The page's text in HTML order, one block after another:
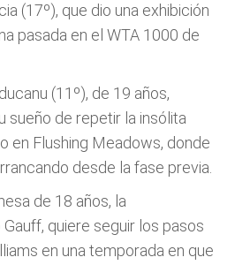
(17º), que dio una exhibición
pasada en el WTA 1000 de
(11º), de 19 años,
sueño de repetir la insólita
en Flushing Meadows, donde
desde la fase previa.
de 18 años, la
quiere seguir los pasos
en una temporada en que